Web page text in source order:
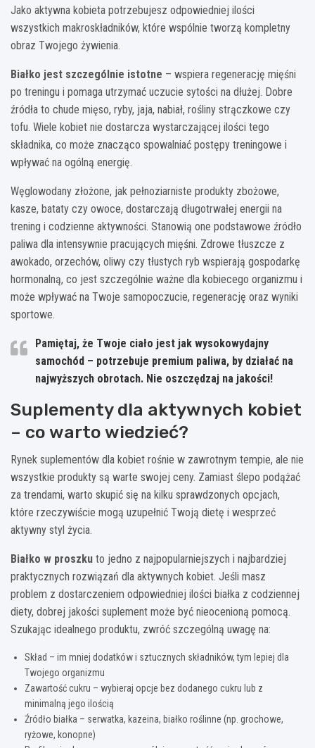
Jako aktywna kobieta potrzebujesz odpowiedniej ilości
wszystkich makroskładników, które wspólnie tworzą kompletny
obraz Twojego żywienia.
Białko jest szczególnie istotne – wspiera regenerację mięśni
po treningu i pomaga utrzymać uczucie sytości na dłużej. Dobre
źródła to chude mięso, ryby, jaja, nabiał, rośliny strączkowe czy
tofu. Wiele kobiet nie dostarcza wystarczającej ilości tego
składnika, co może znacząco spowalniać postępy treningowe i
wpływać na ogólną energię.
Węglowodany złożone, jak pełnoziarniste produkty zbożowe,
kasze, bataty czy owoce, dostarczają długotrwałej energii na
trening i codzienne aktywności. Stanowią one podstawowe źródło
paliwa dla intensywnie pracujących mięśni. Zdrowe tłuszcze z
awokado, orzechów, oliwy czy tłustych ryb wspierają gospodarkę
hormonalną, co jest szczególnie ważne dla kobiecego organizmu i
może wpływać na Twoje samopoczucie, regenerację oraz wyniki
sportowe.
Pamiętaj, że Twoje ciało jest jak wysokowydajny
samochód – potrzebuje premium paliwa, by działać na
najwyższych obrotach. Nie oszczędzaj na jakości!
Suplementy dla aktywnych kobiet
– co warto wiedzieć?
Rynek suplementów dla kobiet rośnie w zawrotnym tempie, ale nie
wszystkie produkty są warte swojej ceny. Zamiast ślepo podążać
za trendami, warto skupić się na kilku sprawdzonych opcjach,
które rzeczywiście mogą uzupełnić Twoją dietę i wesprzeć
aktywny styl życia.
Białko w proszku to jedno z najpopularniejszych i najbardziej
praktycznych rozwiązań dla aktywnych kobiet. Jeśli masz
problem z dostarczeniem odpowiedniej ilości białka z codziennej
diety, dobrej jakości suplement może być nieocenioną pomocą.
Szukając idealnego produktu, zwróć szczególną uwagę na:
Skład – im mniej dodatków i sztucznych składników, tym lepiej dla
Twojego organizmu
Zawartość cukru – wybieraj opcje bez dodanego cukru lub z
minimalną jego ilością
Źródło białka – serwatka, kazeina, białko roślinne (np. grochowe,
ryżowe, konopne)